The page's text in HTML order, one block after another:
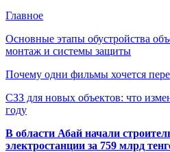
Главное
Основные этапы обустройства
монтаж и системы защиты
Почему одни фильмы хочется
СЗЗ для новых объектов: что
году
В области Абай начали
электростанции за 759 млрд